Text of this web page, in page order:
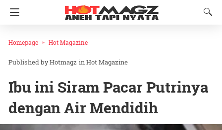
Homepage Hot Magazine
Hotmagz inHot Magazine
Ibu ini Siram Pacar Putrinya
dengan Air Mendidih